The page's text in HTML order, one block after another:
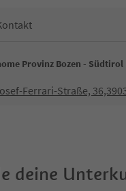
Provinz Bozen - Südtirol
Ferrari-Straße,
deine